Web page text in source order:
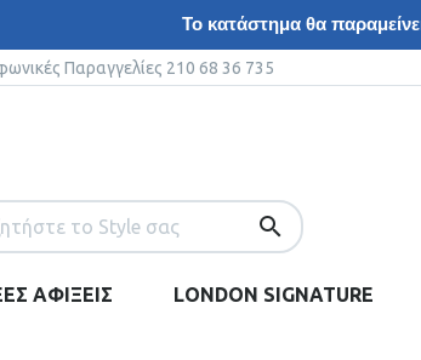
Το κατάστημα θα
Παραγγελίες 210 68 36 735
ΑΦΙΞΕΙΣ LONDON SIGNATURE